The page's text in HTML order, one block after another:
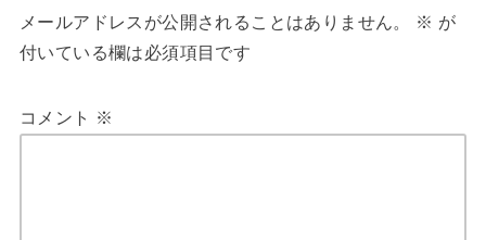
メールアドレスが公開されることはありません。 ※ が
付いている欄は必須項目です
コメント ※